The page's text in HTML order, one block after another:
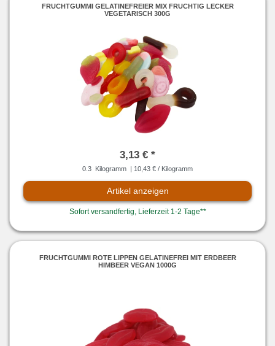
FRUCHTGUMMI GELATINEFREIER MIX FRUCHTIG LECKER
VEGETARISCH 300G
3,13 € *
0.3 Kilogramm | 10,43 € / Kilogramm
Artikel anzeigen
Sofort versandfertig, Lieferzeit 1-2 Tage**
FRUCHTGUMMI ROTE LIPPEN GELATINEFREI MIT ERDBEER
HIMBEER VEGAN 1000G